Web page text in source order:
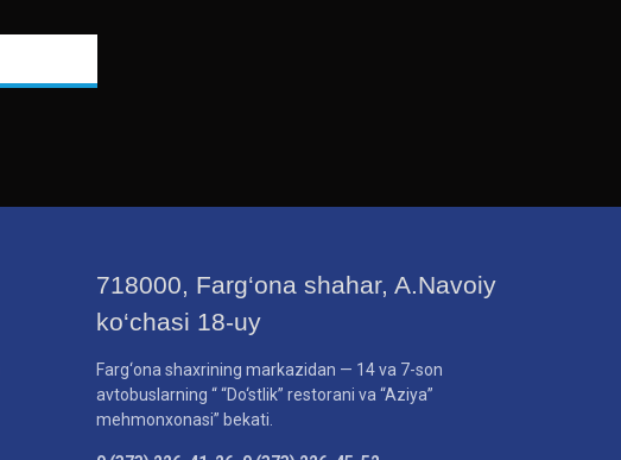
718000, Farg‘ona shahar, A.Navoiy
ko‘chasi 18-uy
Farg‘ona shaxrining markazidan — 14 va 7-son
avtobuslarning “ “Do‘stlik” restorani va “Aziya”
mehmonxonasi” bekati.